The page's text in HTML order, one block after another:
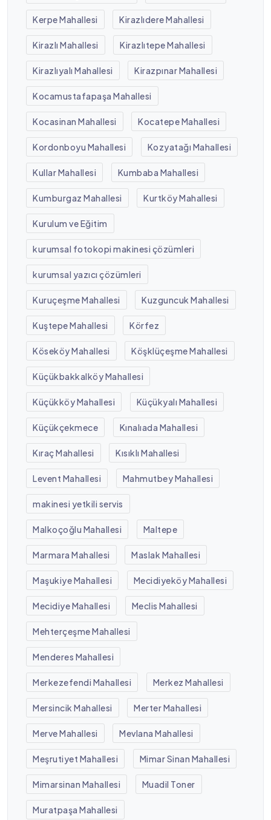
Kerpe Mahallesi Kirazlıdere Mahallesi
Kirazlı Mahallesi Kirazlıtepe Mahallesi
Kirazlıyalı Mahallesi Kirazpınar Mahallesi
Kocamustafapaşa Mahallesi
Kocasinan Mahallesi Kocatepe Mahallesi
Kordonboyu Mahallesi Kozyatağı Mahallesi
Kullar Mahallesi Kumbaba Mahallesi
Kumburgaz Mahallesi Kurtköy Mahallesi
Kurulum ve Eğitim
kurumsal fotokopi makinesi çözümleri
kurumsal yazıcı çözümleri
Kuruçeşme Mahallesi Kuzguncuk Mahallesi
Kuştepe Mahallesi Körfez
Köseköy Mahallesi Köşklüçeşme Mahallesi
Küçükbakkalköy Mahallesi
Küçükköy Mahallesi Küçükyalı Mahallesi
Küçükçekmece Kınalıada Mahallesi
Kıraç Mahallesi Kısıklı Mahallesi
Levent Mahallesi Mahmutbey Mahallesi
makinesi yetkili servis
Malkoçoğlu Mahallesi Maltepe
Marmara Mahallesi Maslak Mahallesi
Maşukiye Mahallesi Mecidiyeköy Mahallesi
Mecidiye Mahallesi Meclis Mahallesi
Mehterçeşme Mahallesi
Menderes Mahallesi
Merkezefendi Mahallesi Merkez Mahallesi
Mersincik Mahallesi Merter Mahallesi
Merve Mahallesi Mevlana Mahallesi
Meşrutiyet Mahallesi Mimar Sinan Mahallesi
Mimarsinan Mahallesi Muadil Toner
Muratpaşa Mahallesi